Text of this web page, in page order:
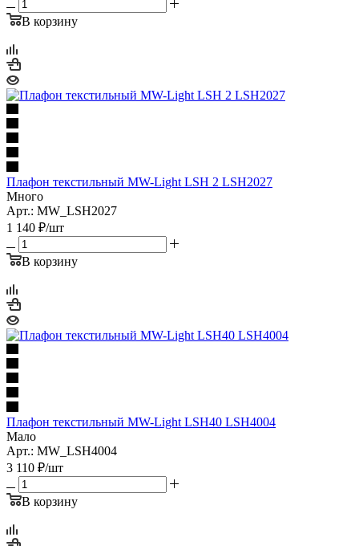
В корзину
Плафон текстильный MW-Light LSH 2 LSH2027
Много
Арт.: MW_LSH2027
1 140 ₽/шт
В корзину
Плафон текстильный MW-Light LSH40 LSH4004
Мало
Арт.: MW_LSH4004
3 110 ₽/шт
В корзину